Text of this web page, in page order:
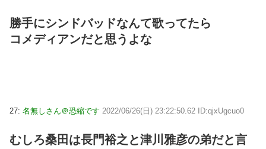
勝手にシンドバッドなんて歌ってたら
コメディアンだと思うよな
27: 名無しさん＠恐縮です 2022/06/26(日) 23:22:50.62 ID:qjxUgcuo0
むしろ桑田は長門裕之と津川雅彦の弟だと言